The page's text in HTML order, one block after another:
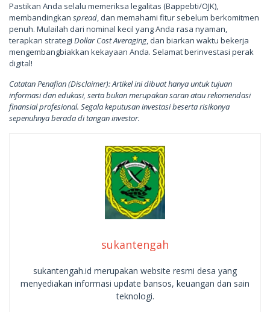
Pastikan Anda selalu memeriksa legalitas (Bappebti/OJK),
membandingkan spread, dan memahami fitur sebelum berkomitmen
penuh. Mulailah dari nominal kecil yang Anda rasa nyaman,
terapkan strategi Dollar Cost Averaging, dan biarkan waktu bekerja
mengembangbiakkan kekayaan Anda. Selamat berinvestasi perak
digital!
Catatan Penafian (Disclaimer): Artikel ini dibuat hanya untuk tujuan
informasi dan edukasi, serta bukan merupakan saran atau rekomendasi
finansial profesional. Segala keputusan investasi beserta risikonya
sepenuhnya berada di tangan investor.
sukantengah
sukantengah.id merupakan website resmi desa yang
menyediakan informasi update bansos, keuangan dan sain
teknologi.